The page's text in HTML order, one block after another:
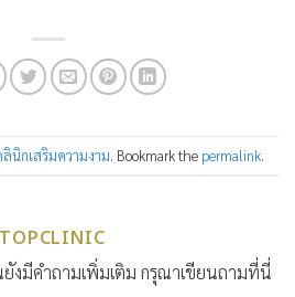
ลินิกเสริมความงาม. Bookmark the permalink.
งมีคำถามเพิ่มเติม กรุณาเขียนถามที่นี่